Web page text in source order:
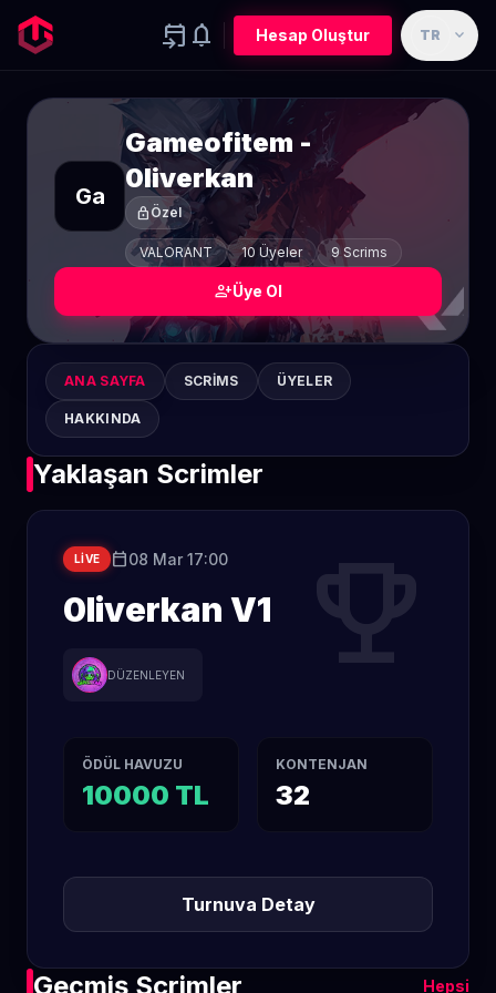
event_upcoming notifications Hesap Oluştur TR expand_more
Ga
Gameofitem -
0liverkan
lock Özel
VALORANT 10 Üyeler 9 Scrims
person_addÜye Ol
ANA SAYFA SCRIMS ÜYELER
HAKKINDA
Yaklaşan Scrimler
trophy
LIVE calendar_today08 Mar 17:00
0liverkan V1
DÜZENLEYEN
ÖDÜL HAVUZU
10000 TL
KONTENJAN
32
Turnuva Detay
Geçmiş Scrimler Hepsi